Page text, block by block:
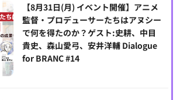
【8月31日(月) イベント開催】アニメ
監督・プロデューサーたちはアヌシー
で何を得たのか？ゲスト:史耕、中目
貴史、森山愛弓、安井洋輔 Dialogue
for BRANC #14